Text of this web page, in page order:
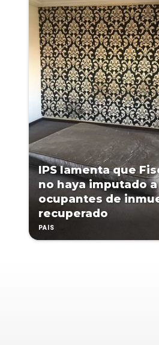
IPS lamenta que
no haya imputado a
ocupantes de
recuperado
PAÍS